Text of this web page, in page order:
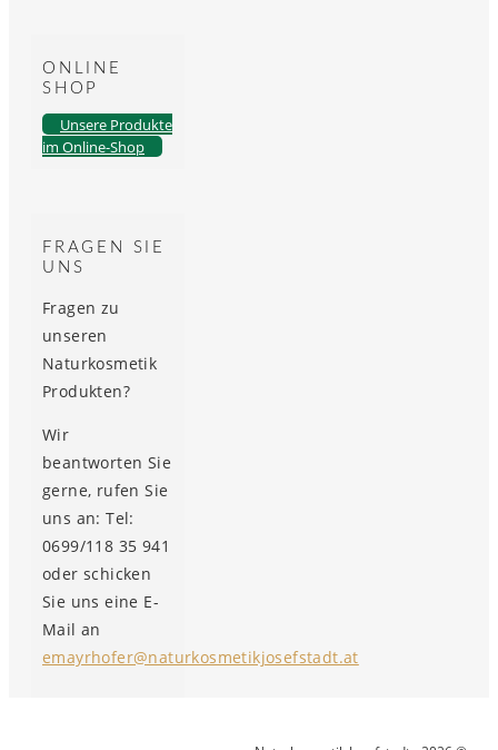
ONLINE
SHOP
Unsere Produkte
im Online-Shop
FRAGEN SIE
UNS
Fragen zu
unseren
Naturkosmetik
Produkten?
Wir
beantworten Sie
gerne, rufen Sie
uns an: Tel:
0699/118 35 941
oder schicken
Sie uns eine E-
Mail an
emayrhofer@naturkosmetikjosefstadt.at